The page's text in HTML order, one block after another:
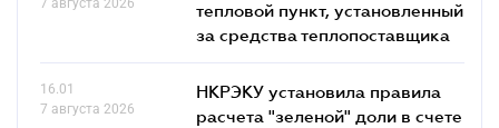
тепловой пункт, установленный
за средства теплопоставщика
16.01
7 августа 2026
НКРЭКУ установила правила
расчета "зеленой" доли в счете